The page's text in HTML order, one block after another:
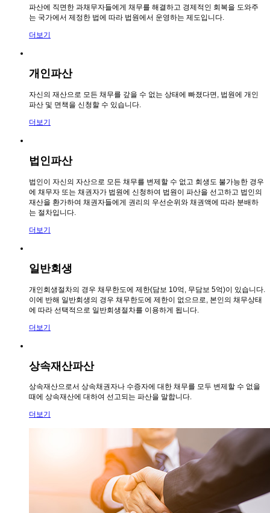
상담신청 드립니다. 답변완료 01.19
상담신청 드립니다. 답변완료 01.10
상담신청 드립니다.
파산에 직면한 과채무자들에게 채무를 해결하고 경제적인 회복을 도와주
는 국가에서 제정한 법에 따라 법원에서 운영하는 제도입니다.
더보기
개인파산
자신의 재산으로 모든 채무를 갚을 수 없는 상태에 빠졌다면, 법원에 개인
파산 및 면책을 신청할 수 있습니다.
더보기
법인파산
법인이 자신의 자산으로 모든 채무를 변제할 수 없고 회생도 불가능한 경우
에 채무자 또는 채권자가 법원에 신청하여 법원이 파산을 선고하고 법인의
재산을 환가하여 채권자들에게 권리의 우선순위와 채권액에 따라 분배하
는 절차입니다.
더보기
일반회생
개인회생절차의 경우 채무한도에 제한(담보 10억, 무담보 5억)이 있습니다.
이에 반해 일반회생의 경우 채무한도에 제한이 없으므로, 본인의 채무상태
에 따라 선택적으로 일반회생절차를 이용하게 됩니다.
더보기
상속재산파산
상속재산으로서 상속채권자나 수증자에 대한 채무를 모두 변제할 수 없을
때에 상속재산에 대하여 선고되는 파산을 말합니다.
더보기